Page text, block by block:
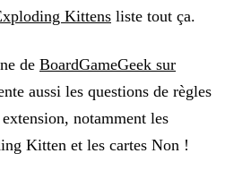
Kittens liste tout ça.
de BoardGameGeek sur
aussi les questions de règles
notamment les
Kitten et les cartes Non !